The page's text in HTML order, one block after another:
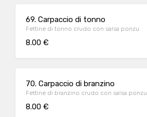
69. Carpaccio di tonno
Fettine di tonno crudo con salsa ponzu
8.00 €
70. Carpaccio di branzino
Fettine di branzino crudo con salsa ponzu
8.00 €